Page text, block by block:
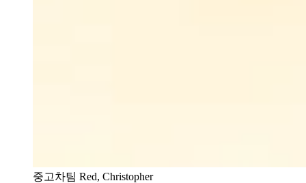
중고차팀 Red, Christopher